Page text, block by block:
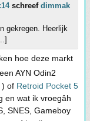
schreef dimmak
gekregen. Heerlijk
hoe deze markt
AYN Odin2
) of Retroid Pocket 5
en wat ik vroegâh
SNES, Gameboy